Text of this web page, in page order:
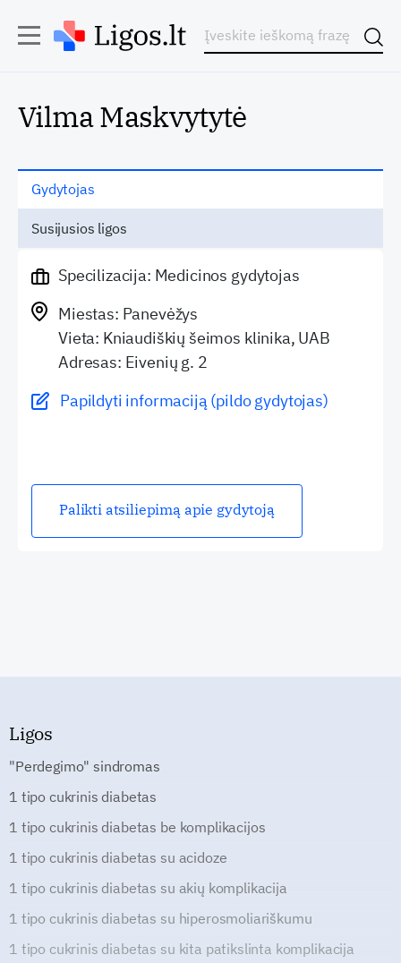
Vilma Maskvytytė
Gydytojas
Susijusios ligos
Specilizacija: Medicinos gydytojas
Miestas: Panevėžys
Vieta: Kniaudiškių šeimos klinika, UAB
Adresas: Eivenių g. 2
Papildyti informaciją (pildo gydytojas)
Palikti atsiliepimą apie gydytoją
Ligos
"Perdegimo" sindromas
1 tipo cukrinis diabetas
1 tipo cukrinis diabetas be komplikacijos
1 tipo cukrinis diabetas su acidoze
1 tipo cukrinis diabetas su akių komplikacija
1 tipo cukrinis diabetas su hiperosmoliariškumu
1 tipo cukrinis diabetas su kita patikslinta komplikacija